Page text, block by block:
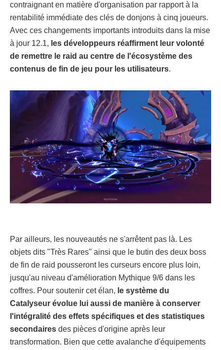
contraignant en matière d'organisation par rapport à la
rentabilité immédiate des clés de donjons à cinq joueurs.
Avec ces changements importants introduits dans la mise
à jour 12.1, les développeurs réaffirment leur volonté
de remettre le raid au centre de l'écosystème des
contenus de fin de jeu pour les utilisateurs.
Par ailleurs, les nouveautés ne s'arrêtent pas là. Les
objets dits "Très Rares" ainsi que le butin des deux boss
de fin de raid pousseront les curseurs encore plus loin,
jusqu'au niveau d'amélioration Mythique 9/6 dans les
coffres. Pour soutenir cet élan, le système du
Catalyseur évolue lui aussi de manière à conserver
l'intégralité des effets spécifiques et des statistiques
secondaires des pièces d'origine après leur
transformation. Bien que cette avalanche d'équipements